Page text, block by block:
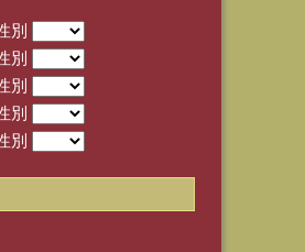
別
別
別
別
別